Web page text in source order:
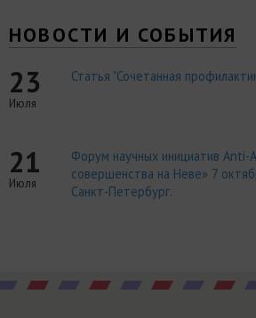
НОВОСТИ И СОБЫТИЯ
23
Июля
Статья "Сочетанная
21
Июля
Форум научных инициатив Anti-
совершенства на Неве» 7
Санкт-Петербург.